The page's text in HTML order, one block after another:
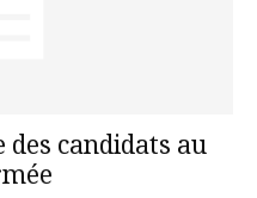
des candidats au